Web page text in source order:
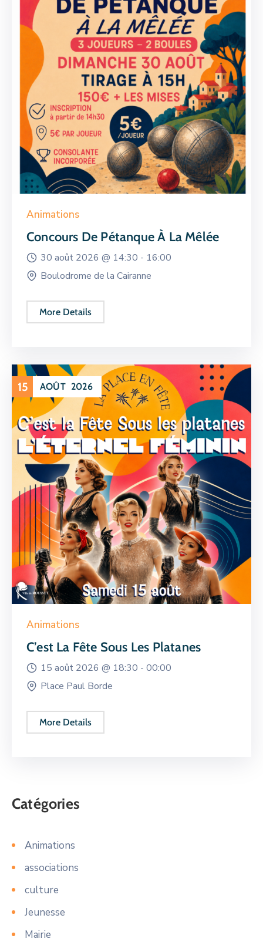
Animations
Concours De Pétanque À La Mêlée
30 août 2026 @ 14:30 - 16:00
Boulodrome de la Cairanne
More Details
15 AOÛT 2026
Animations
C’est La Fête Sous Les Platanes
15 août 2026 @ 18:30 - 00:00
Place Paul Borde
More Details
Catégories
Animations
associations
culture
Jeunesse
Mairie